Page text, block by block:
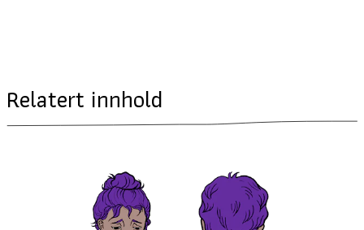
Relatert innhold